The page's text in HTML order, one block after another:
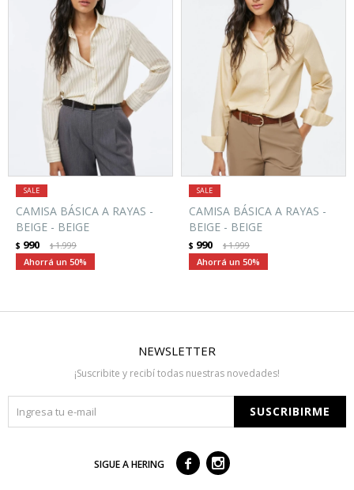
CAMISA BÁSICA A RAYAS -
BEIGE - BEIGE
$ 990 $1.999
50
CAMISA BÁSICA A RAYAS -
BEIGE - BEIGE
$ 990 $1.999
50
NEWSLETTER
¡Suscribite y recibí todas nuestras novedades!
SUSCRIBIRME
SIGUE A HERING  